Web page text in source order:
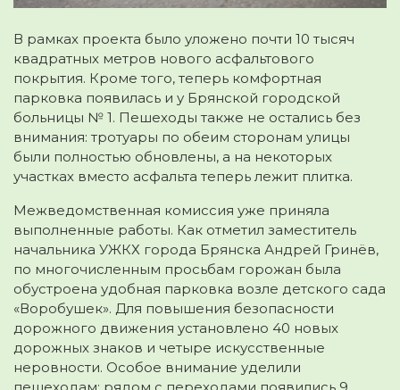
В рамках проекта было уложено почти 10 тысяч
квадратных метров нового асфальтового
покрытия. Кроме того, теперь комфортная
парковка появилась и у Брянской городской
больницы № 1. Пешеходы также не остались без
внимания: тротуары по обеим сторонам улицы
были полностью обновлены, а на некоторых
участках вместо асфальта теперь лежит плитка.
Межведомственная комиссия уже приняла
выполненные работы. Как отметил заместитель
начальника УЖКХ города Брянска Андрей Гринёв,
по многочисленным просьбам горожан была
обустроена удобная парковка возле детского сада
«Воробушек». Для повышения безопасности
дорожного движения установлено 40 новых
дорожных знаков и четыре искусственные
неровности. Особое внимание уделили